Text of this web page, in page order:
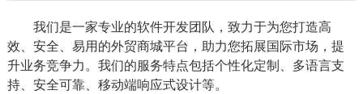
我们是一家专业的软件开发团队，致力于为您打造高
效、安全、易用的外贸商城平台，助力您拓展国际市场，提
升业务竞争力。我们的服务特点包括个性化定制、多语言支
持、安全可靠、移动端响应式设计等。